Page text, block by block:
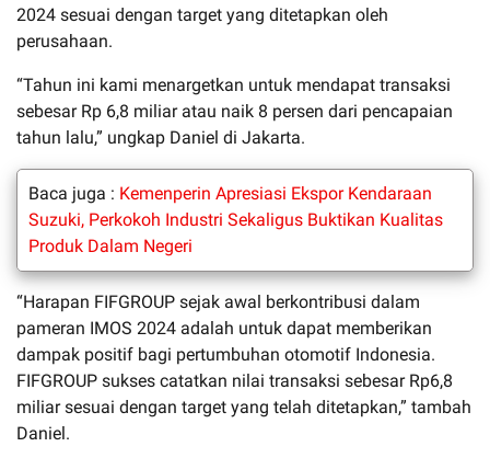
2024 sesuai dengan target yang ditetapkan oleh
perusahaan.
“Tahun ini kami menargetkan untuk mendapat transaksi
sebesar Rp 6,8 miliar atau naik 8 persen dari pencapaian
tahun lalu,” ungkap Daniel di Jakarta.
Baca juga : Kemenperin Apresiasi Ekspor Kendaraan
Suzuki, Perkokoh Industri Sekaligus Buktikan Kualitas
Produk Dalam Negeri
“Harapan FIFGROUP sejak awal berkontribusi dalam
pameran IMOS 2024 adalah untuk dapat memberikan
dampak positif bagi pertumbuhan otomotif Indonesia.
FIFGROUP sukses catatkan nilai transaksi sebesar Rp6,8
miliar sesuai dengan target yang telah ditetapkan,” tambah
Daniel.